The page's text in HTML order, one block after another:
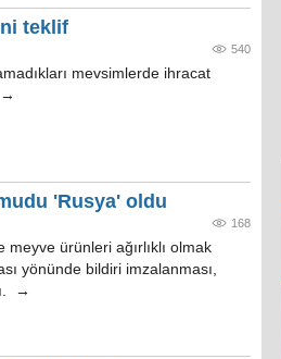
teklif
540
mevsimlerde ihracat
→
'Rusya' oldu
168
ürünleri ağırlıklı olmak
yönünde bildiri imzalanması,
→